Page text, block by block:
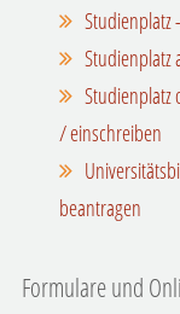
Studienplatz
Studienplatz
Studienplatz
/ einschreiben
beantragen
Formulare und